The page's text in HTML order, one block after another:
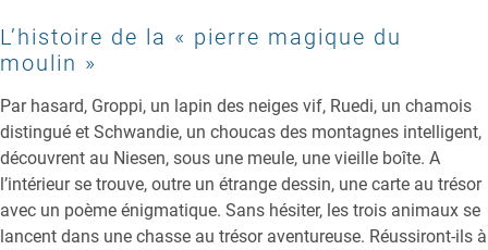
L’histoire de la « pierre magique du
moulin »
Par hasard, Groppi, un lapin des neiges vif, Ruedi, un chamois
distingué et Schwandie, un choucas des montagnes intelligent,
découvrent au Niesen, sous une meule, une vieille boîte. A
l’intérieur se trouve, outre un étrange dessin, une carte au trésor
avec un poème énigmatique. Sans hésiter, les trois animaux se
lancent dans une chasse au trésor aventureuse. Réussiront-ils à